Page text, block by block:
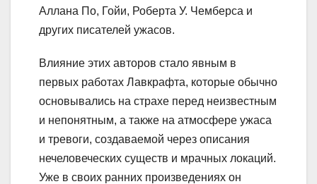
Аллана По, Гойи, Роберта У. Чемберса и
других писателей ужасов.
Влияние этих авторов стало явным в
первых работах Лавкрафта, которые обычно
основывались на страхе перед неизвестным
и непонятным, а также на атмосфере ужаса
и тревоги, создаваемой через описания
нечеловеческих существ и мрачных локаций.
Уже в своих ранних произведениях он